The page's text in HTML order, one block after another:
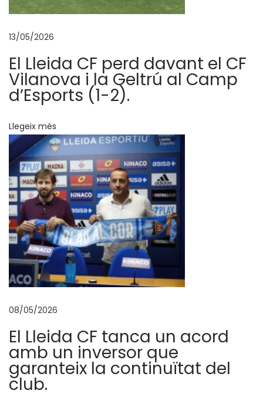
v
s
r
e
t
r
n
b
l
e
,
c
p
t
a
u
n
13/05/2026
El Lleida CF perd davant el CF
Vilanova i la Geltrú al Camp
d’Esports (1-2).
Llegeix més
08/05/2026
El Lleida CF tanca un acord
amb un inversor que
garanteix la continuïtat del
club.